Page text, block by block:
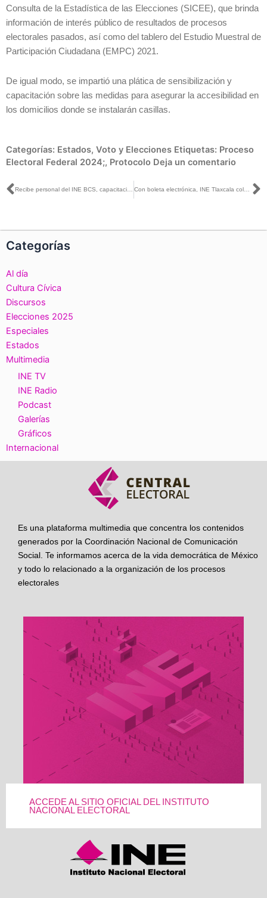
Consulta de la Estadística de las Elecciones (SICEE), que brinda
información de interés público de resultados de procesos
electorales pasados, así como del tablero del Estudio Muestral de
Participación Ciudadana (EMPC) 2021.
De igual modo, se impartió una plática de sensibilización y
capacitación sobre las medidas para asegurar la accesibilidad en
los domicilios donde se instalarán casillas.
Categorías: Estados, Voto y Elecciones Etiquetas: Proceso
Electoral Federal 2024;, Protocolo Deja un comentario
Ant Recibe personal del INE BCS, capacitación sobre el uso del SICEE y el EMPC 2021 Con boleta electrónica, INE Tlaxcala colaboró en elección de “presidente/a municipal por un día”
Categorías
Al día
Cultura Cívica
Discursos
Elecciones 2025
Especiales
Estados
Multimedia
INE TV
INE Radio
Podcast
Galerías
Gráficos
Internacional
Es una plataforma multimedia que concentra los contenidos
generados por la Coordinación Nacional de Comunicación
Social. Te informamos acerca de la vida democrática de México
y todo lo relacionado a la organización de los procesos
electorales
ACCEDE AL SITIO OFICIAL DEL INSTITUTO
NACIONAL ELECTORAL